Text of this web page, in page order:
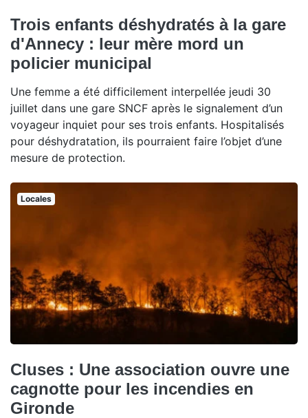
Trois enfants déshydratés à la gare
d'Annecy : leur mère mord un
policier municipal
Une femme a été difficilement interpellée jeudi 30
juillet dans une gare SNCF après le signalement d’un
voyageur inquiet pour ses trois enfants. Hospitalisés
pour déshydratation, ils pourraient faire l’objet d’une
mesure de protection.
Locales
Cluses : Une association ouvre une
cagnotte pour les incendies en
Gironde